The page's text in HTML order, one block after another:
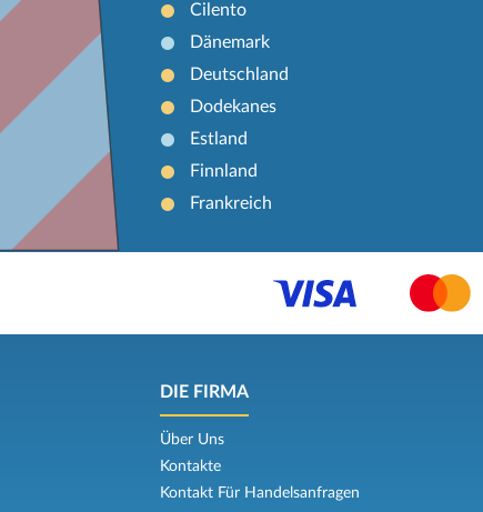
Cilento
Dänemark
Deutschland
Dodekanes
Estland
Finnland
Frankreich
DIE FIRMA
Über Uns
Kontakte
Kontakt Für Handelsanfragen